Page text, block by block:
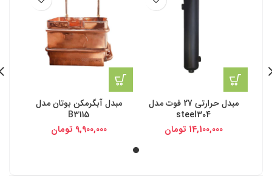
مبدل حرارتی 27 فوت مدل
steel304
14,100,000 تومان
مبدل آبگرمکن بوتان مدل
B3115
9,900,000 تومان